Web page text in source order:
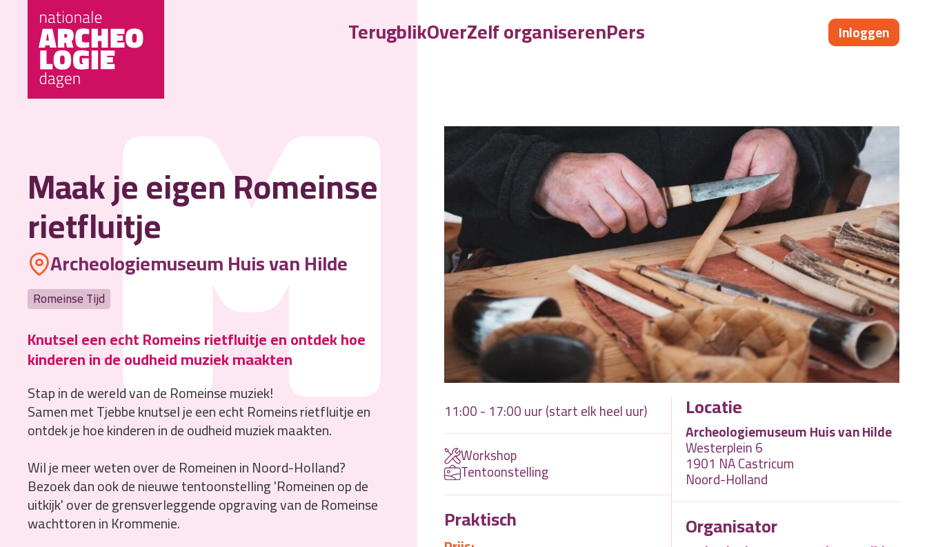
TerugblikOverZelf organiserenPers Inloggen
M
Maak je eigen Romeinse
rietfluitje
Archeologiemuseum Huis van Hilde
Romeinse Tijd
Knutsel een echt Romeins rietfluitje en ontdek hoe
kinderen in de oudheid muziek maakten
Stap in de wereld van de Romeinse muziek!
Samen met Tjebbe knutsel je een echt Romeins rietfluitje en
ontdek je hoe kinderen in de oudheid muziek maakten.
Wil je meer weten over de Romeinen in Noord-Holland?
Bezoek dan ook de nieuwe tentoonstelling'Romeinen op de
uitkijk'over de grensverleggende opgraving van de Romeinse
wachttoren in Krommenie.
11:00 - 17:00 uur (start elk heel uur)
Workshop
Tentoonstelling
Praktisch
Locatie
Archeologiemuseum Huis van Hilde
Westerplein 6
1901 NA Castricum
Noord-Holland
Organisator